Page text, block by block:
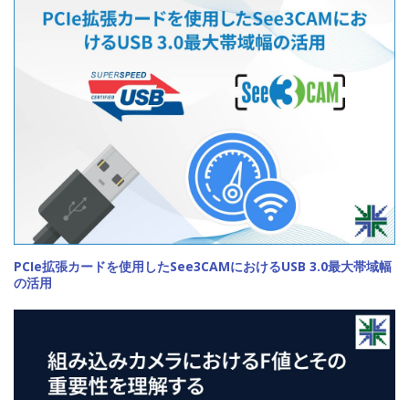
PCIe拡張カードを使用したSee3CAMにおけるUSB 3.0最大帯域幅
の活用